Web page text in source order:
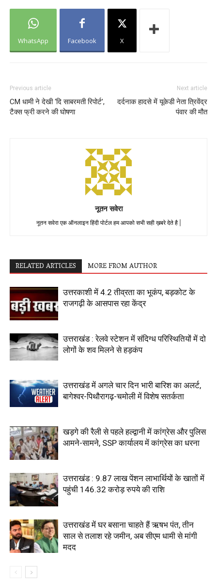
WhatsApp Facebook X
Previous article
CM धामी ने देखी ‘दि साबरमती रिपोर्ट’,
टैक्स फ्री करने की घोषणा
Next article
दर्दनाक हादसे में यूकेडी नेता त्रिवेंद्र
पंवार की मौत
नूतन सवेरा
नूतन सवेरा एक ऑनलाइन हिंदी पोर्टल हम आपको सभी सही ख़बरे देते है |
RELATED ARTICLES MORE FROM AUTHOR
उत्तरकाशी में 4.2 तीव्रता का भूकंप, बड़कोट के
राजगढ़ी के आसपास रहा केंद्र
उत्तराखंड : रेलवे स्टेशन में संदिग्ध परिस्थितियों में दो
लोगों के शव मिलने से हड़कंप
उत्तराखंड में अगले चार दिन भारी बारिश का अलर्ट,
बागेश्वर-पिथौरागढ़-चमोली में विशेष सतर्कता
खड़गे की रैली से पहले हल्द्वानी में कांग्रेस और पुलिस
आमने-सामने, SSP कार्यालय में कांग्रेस का धरना
उत्तराखंड : 9.87 लाख पेंशन लाभार्थियों के खातों में
पहुंची 146.32 करोड़ रुपये की राशि
उत्तराखंड में घर बसाना चाहते हैं ऋषभ पंत, तीन
साल से तलाश रहे जमीन, अब सीएम धामी से मांगी
मदद